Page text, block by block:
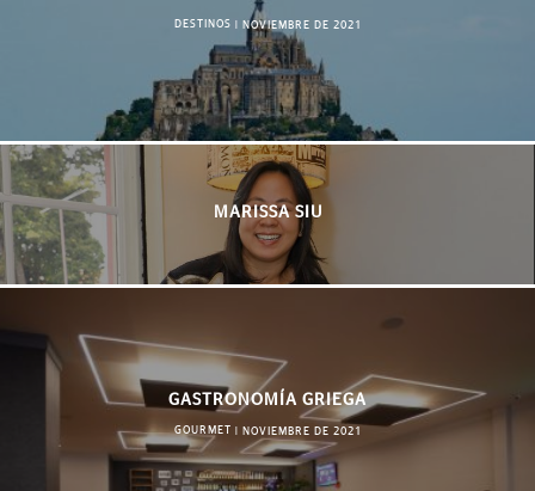
DESTINOS NOVIEMBRE DE 2021
MARISSA SIU
GASTRONOMÍA GRIEGA
GOURMET NOVIEMBRE DE 2021